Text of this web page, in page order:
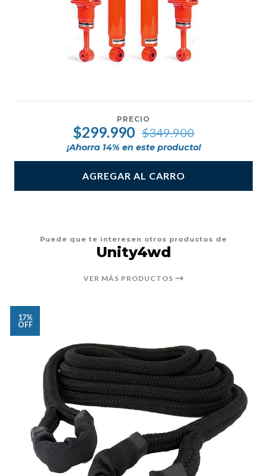
PRECIO
$299.990 $349.900
¡Ahorra 14% en este producto!
AGREGAR AL CARRO
Puede que te interesen otros productos de
Unity4wd
VER MÁS PRODUCTOS
17%
OFF